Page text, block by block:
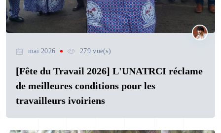
mai 2026 279 vue(s)
[Fête du Travail 2026] L'UNATRCI réclame
de meilleures conditions pour les
travailleurs ivoiriens